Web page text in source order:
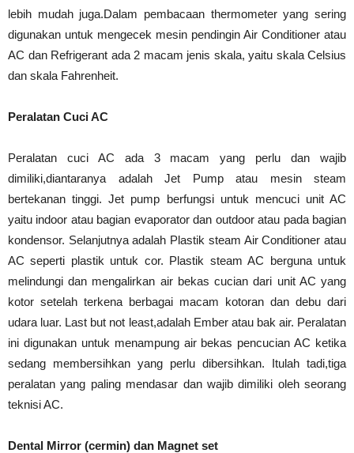
lebih mudah juga.Dalam pembacaan thermometer yang sering
digunakan untuk mengecek mesin pendingin Air Conditioner atau
AC dan Refrigerant ada 2 macam jenis skala, yaitu skala Celsius
dan skala Fahrenheit.
Peralatan Cuci AC
Peralatan cuci AC ada 3 macam yang perlu dan wajib
dimiliki,diantaranya adalah Jet Pump atau mesin steam
bertekanan tinggi. Jet pump berfungsi untuk mencuci unit AC
yaitu indoor atau bagian evaporator dan outdoor atau pada bagian
kondensor. Selanjutnya adalah Plastik steam Air Conditioner atau
AC seperti plastik untuk cor. Plastik steam AC berguna untuk
melindungi dan mengalirkan air bekas cucian dari unit AC yang
kotor setelah terkena berbagai macam kotoran dan debu dari
udara luar. Last but not least,adalah Ember atau bak air. Peralatan
ini digunakan untuk menampung air bekas pencucian AC ketika
sedang membersihkan yang perlu dibersihkan. Itulah tadi,tiga
peralatan yang paling mendasar dan wajib dimiliki oleh seorang
teknisi AC.
Dental Mirror (cermin) dan Magnet set